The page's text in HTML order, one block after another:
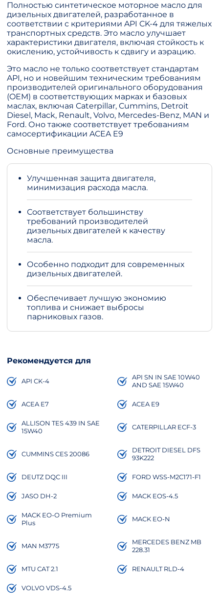
Полностью синтетическое моторное масло для
дизельных двигателей, разработанное в
соответствии с критериями API CK-4 для тяжелых
транспортных средств. Это масло улучшает
характеристики двигателя, включая стойкость к
окислению, устойчивость к сдвигу и аэрацию.
Это масло не только соответствует стандартам
API, но и новейшим техническим требованиям
производителей оригинального оборудования
(OEM) в соответствующих марках и базовых
маслах, включая Caterpillar, Cummins, Detroit
Diesel, Mack, Renault, Volvo, Mercedes-Benz, MAN и
Ford. Оно также соответствует требованиям
самосертификации ACEA E9
Основные преимущества
Улучшенная защита двигателя,
минимизация расхода масла.
Соответствует большинству
требований производителей
дизельных двигателей к качеству
масла.
Особенно подходит для современных
дизельных двигателей.
Обеспечивает лучшую экономию
топлива и снижает выбросы
парниковых газов.
Рекомендуется для
API CK-4
API SN IN SAE 10W40
AND SAE 15W40
ACEA E7 ACEA E9
ALLISON TES 439 IN SAE
15W40
CATERPILLAR ECF-3
CUMMINS CES 20086
DETROIT DIESEL DFS
93K222
DEUTZ DQC III FORD WSS-M2C171-F1
JASO DH-2 MACK EOS-4.5
MACK EO-O Premium
Plus
MACK EO-N
MAN M3775
MERCEDES BENZ MB
228.31
MTU CAT 2.1 RENAULT RLD-4
VOLVO VDS-4.5